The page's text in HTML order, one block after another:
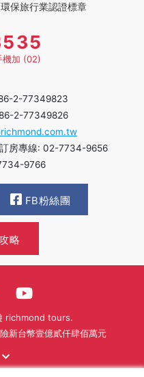
保旅行業認證標章
機加 (02)
2-77349823
2-77349826
房專線: 02-7734-9656
9766
FB粉絲團
略
richmond tours.
新台幣壹億貳仟肆佰萬元